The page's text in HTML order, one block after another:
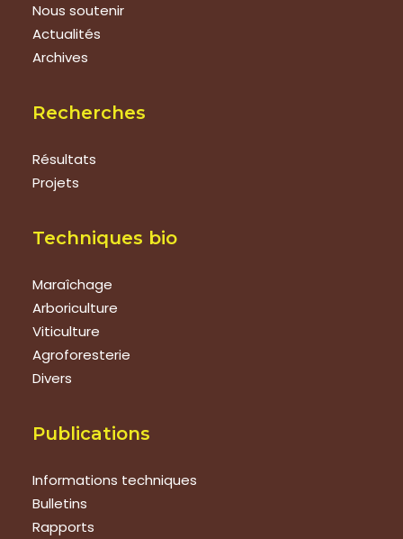
Nous soutenir
Actualités
Archives
Recherches
Résultats
Projets
Techniques bio
Maraîchage
Arboriculture
Viticulture
Agroforesterie
Divers
Publications
Informations techniques
Bulletins
Rapports